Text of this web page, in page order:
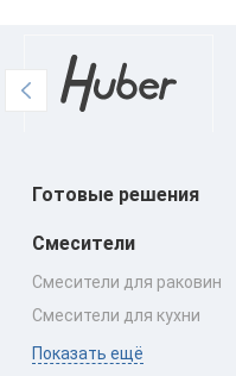
Готовые решения
Смесители
Смесители для раковин
Смесители для кухни
Показать ещё